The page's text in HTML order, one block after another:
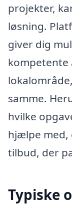
projekter,
løsning.
giver dig
samme.
hvilke
hjælpe med,
tilbud, der
Typiske